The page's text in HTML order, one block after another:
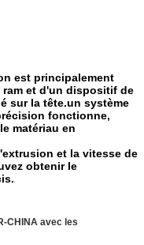
est principalement
et d'un dispositif de
sur la tête.un système
fonctionne,
matériau en
et la vitesse de
obtenir le
CHINA avec les